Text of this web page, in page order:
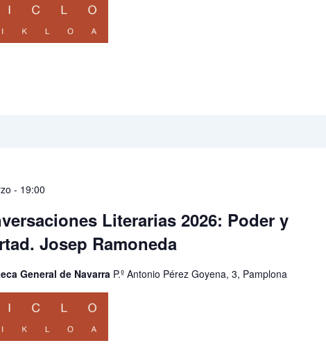
- 19:00
Literarias 2026: Poder y
Josep Ramoneda
General de Navarra P.º Antonio Pérez Goyena, 3, Pamplona